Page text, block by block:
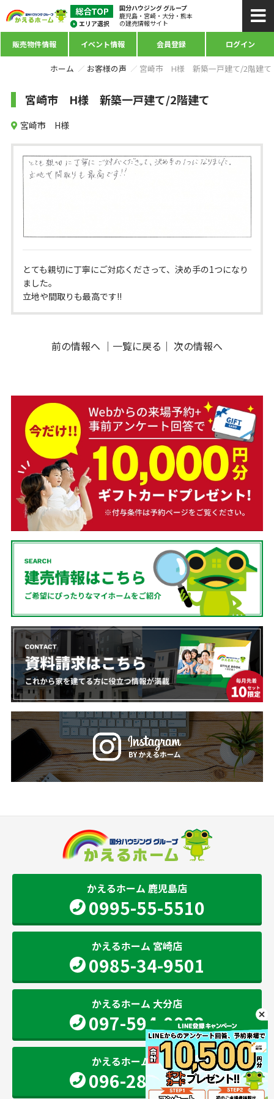
国分ハウジング グループ
鹿児島・宮崎・大分・熊本
の建売情報サイト
販売物件情報 イベント情報 会員登録 ログイン
ホーム お客様の声 宮崎市 H様 新築一戸建て/2階建て
宮崎市 H様 新築一戸建て/2階建て
宮崎市 H様
とても親切に丁寧にご対応くださって、決め手の1つになり
ました。
立地や間取りも最高です!!
前の情報へ ｜ 一覧に戻る ｜ 次の情報へ
かえるホーム 鹿児島店
0995-55-5510
かえるホーム 宮崎店
0985-34-9501
かえるホーム 大分店
097-594-0032
かえるホーム 熊本店
096-283-2207